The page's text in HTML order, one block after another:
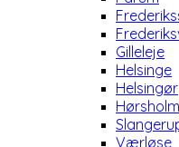
Gilleleje
Helsinge
Helsingør
Hørsholm
Værløse